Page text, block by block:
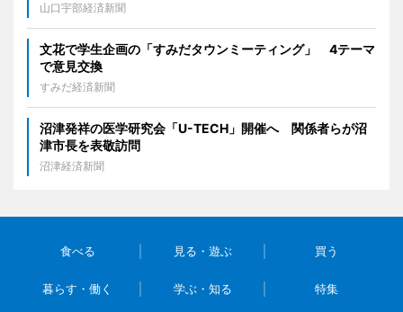
山口宇部経済新聞
文花で学生企画の「すみだタウンミーティング」 4テーマ
で意見交換
すみだ経済新聞
沼津発祥の医学研究会「U-TECH」開催へ 関係者らが沼
津市長を表敬訪問
沼津経済新聞
食べる 見る・遊ぶ 買う
暮らす・働く 学ぶ・知る 特集